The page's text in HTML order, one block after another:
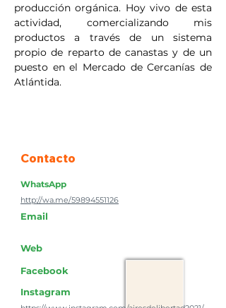
producción orgánica. Hoy vivo de esta
actividad, comercializando mis
productos a través de un sistema
propio de reparto de canastas y de un
puesto en el Mercado de Cercanías de
Atlántida.
Contacto
WhatsApp
http://wa.me/59894551126
Email
Web
Facebook
Instagram